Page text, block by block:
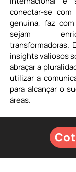
conectar-se
genuína, faz
sejam
transformadoras.
insights valiosos
abraçar a
utilizar a
para alcançar o
áreas.